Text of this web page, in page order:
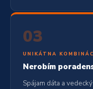
03
UNIKÁTNA
Nerobím
Spájam dáta a